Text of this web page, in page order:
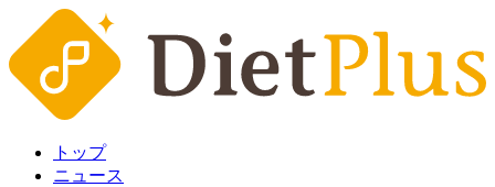
トップ
ニュース